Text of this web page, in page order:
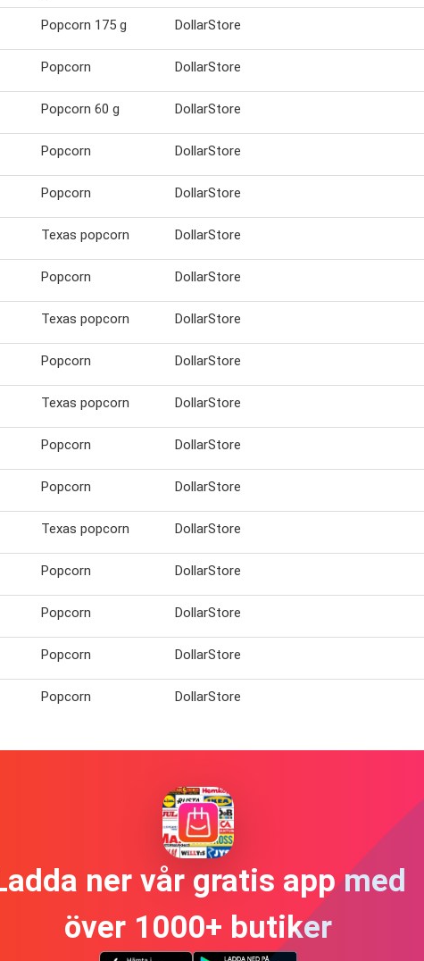
Popcorn 175 g DollarStore
Popcorn DollarStore
Popcorn 60 g DollarStore
Popcorn DollarStore
Popcorn DollarStore
Texas popcorn DollarStore
Popcorn DollarStore
Texas popcorn DollarStore
Popcorn DollarStore
Texas popcorn DollarStore
Popcorn DollarStore
Popcorn DollarStore
Texas popcorn DollarStore
Popcorn DollarStore
Popcorn DollarStore
Popcorn DollarStore
Popcorn DollarStore
ner vår gratis app med
över 1000+ butiker